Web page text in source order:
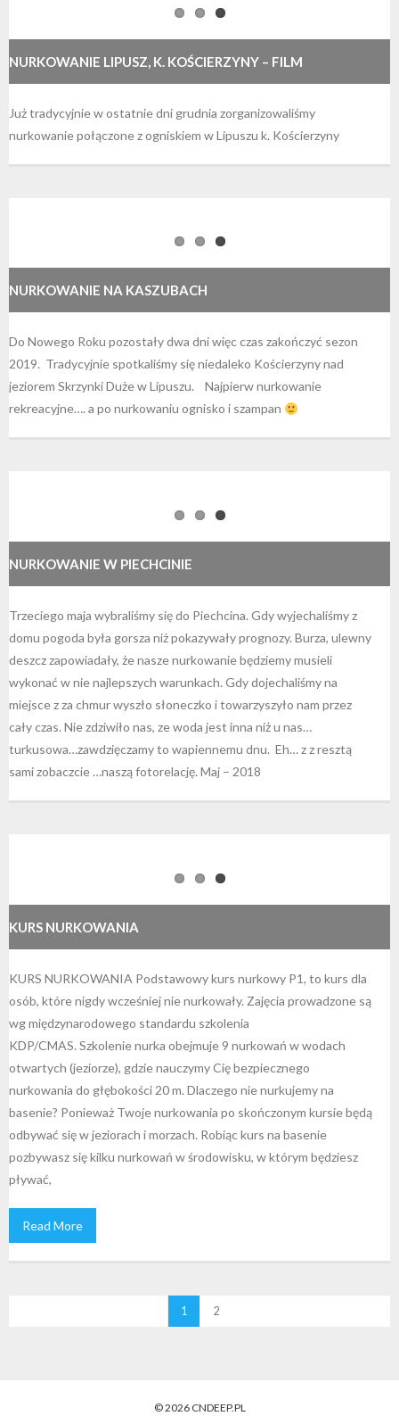
NURKOWANIE LIPUSZ, K. KOŚCIERZYNY – FILM
Już tradycyjnie w ostatnie dni grudnia zorganizowaliśmy
nurkowanie połączone z ogniskiem w Lipuszu k. Kościerzyny
NURKOWANIE NA KASZUBACH
Do Nowego Roku pozostały dwa dni więc czas zakończyć sezon
2019. Tradycyjnie spotkaliśmy się niedaleko Kościerzyny nad
jeziorem Skrzynki Duże w Lipuszu. Najpierw nurkowanie
rekreacyjne…. a po nurkowaniu ognisko i szampan
NURKOWANIE W PIECHCINIE
Trzeciego maja wybraliśmy się do Piechcina. Gdy wyjechaliśmy z
domu pogoda była gorsza niż pokazywały prognozy. Burza, ulewny
deszcz zapowiadały, że nasze nurkowanie będziemy musieli
wykonać w nie najlepszych warunkach. Gdy dojechaliśmy na
miejsce z za chmur wyszło słoneczko i towarzyszyło nam przez
cały czas. Nie zdziwiło nas, ze woda jest inna niż u nas…
turkusowa…zawdzięczamy to wapiennemu dnu. Eh… z z resztą
sami zobaczcie …naszą fotorelację. Maj – 2018
KURS NURKOWANIA
KURS NURKOWANIA Podstawowy kurs nurkowy P1, to kurs dla
osób, które nigdy wcześniej nie nurkowały. Zajęcia prowadzone są
wg międzynarodowego standardu szkolenia
KDP/CMAS. Szkolenie nurka obejmuje 9 nurkowań w wodach
otwartych (jeziorze), gdzie nauczymy Cię bezpiecznego
nurkowania do głębokości 20 m. Dlaczego nie nurkujemy na
basenie? Ponieważ Twoje nurkowania po skończonym kursie będą
odbywać się w jeziorach i morzach. Robiąc kurs na basenie
pozbywasz się kilku nurkowań w środowisku, w którym będziesz
pływać,
Read More
1 2
© 2026 CNDEEP.PL